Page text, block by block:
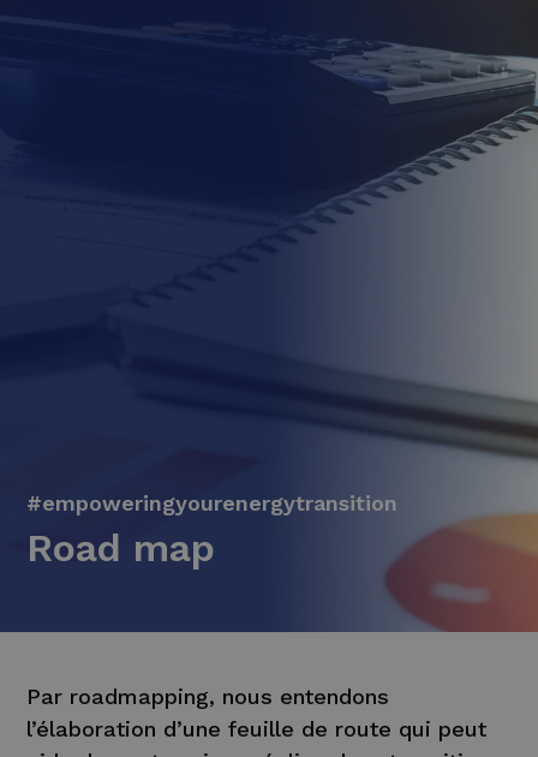
#empoweringyourenergytransition
Road map
Par roadmapping, nous entendons
l’élaboration d’une feuille de route qui peut